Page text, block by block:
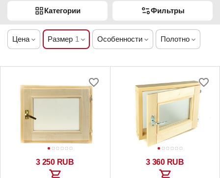
Категории Фильтры
Цена Размер 1 Особенности Полотно
3 250 RUB 3 360 RUB